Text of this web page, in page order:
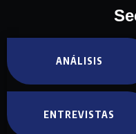
ANÁLISIS
ENTREVISTAS